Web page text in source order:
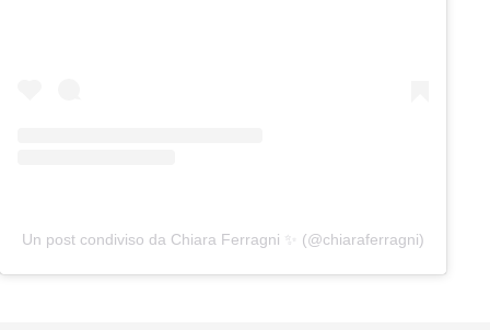
Un post condiviso da Chiara Ferragni ✨ (@chiaraferragni)